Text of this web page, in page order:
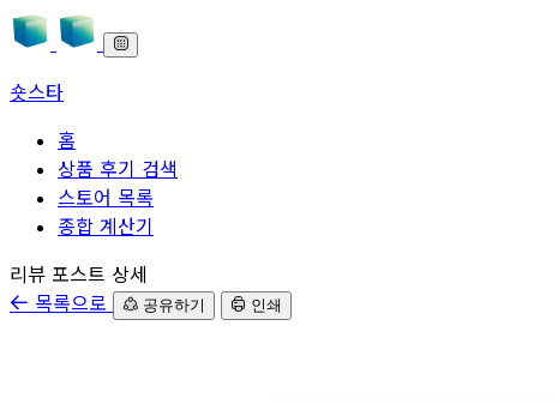
숏스타
홈
상품 후기 검색
스토어 목록
종합 계산기
본문으로 바로가기
리뷰 포스트 상세
목록으로
공유하기 인쇄